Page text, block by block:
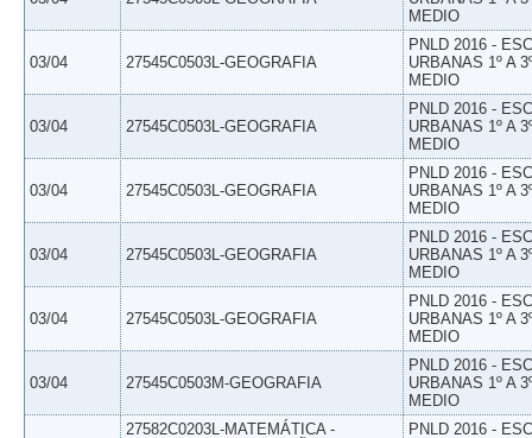
MEDIO
03/04 27545C0503L-GEOGRAFIA
PNLD 2016 -
URBANAS 1º A
MEDIO
03/04 27545C0503L-GEOGRAFIA
PNLD 2016 -
URBANAS 1º A
MEDIO
03/04 27545C0503L-GEOGRAFIA
PNLD 2016 -
URBANAS 1º A
MEDIO
03/04 27545C0503L-GEOGRAFIA
PNLD 2016 -
URBANAS 1º A
MEDIO
03/04 27545C0503L-GEOGRAFIA
PNLD 2016 -
URBANAS 1º A
MEDIO
03/04 27545C0503M-GEOGRAFIA
PNLD 2016 -
URBANAS 1º A
MEDIO
27582C0203L-MATEMÁTICA -
PNLD 2016 -